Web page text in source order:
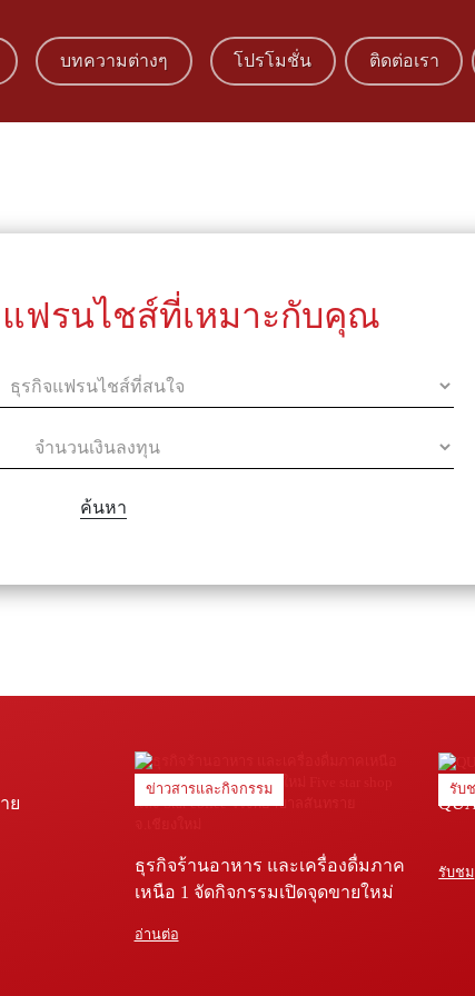
บทความต่างๆ โปรโมชั่น ติดต่อเรา
ฟรนไชส์ที่เหมาะกับคุณ
ค้นหา
ย
ข่าวสารและกิจกรรม
ธุรกิจร้านอาหาร และเครื่องดื่มภาค
เหนือ 1 จัดกิจกรรมเปิดจุดขายใหม่
พยาบาลสันทราย จ.เชียงใหม่
อ่านต่อ
รับ
รับชม